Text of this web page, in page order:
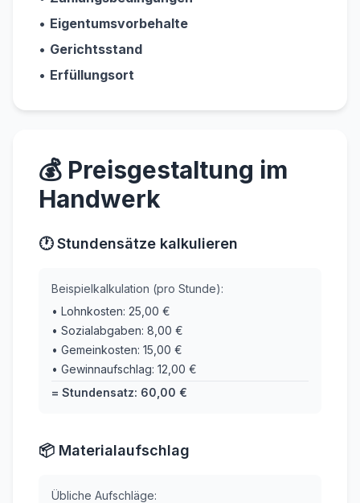
• Eigentumsvorbehalte
• Gerichtsstand
• Erfüllungsort
💰 Preisgestaltung im
Handwerk
🕐 Stundensätze kalkulieren
Beispielkalkulation (pro Stunde):
• Lohnkosten: 25,00 €
• Sozialabgaben: 8,00 €
• Gemeinkosten: 15,00 €
• Gewinnaufschlag: 12,00 €
= Stundensatz: 60,00 €
📦 Materialaufschlag
Übliche Aufschläge: